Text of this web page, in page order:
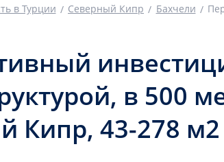
в Турции Северный Кипр Бахчели
в 500
Кипр, 43-278 м2